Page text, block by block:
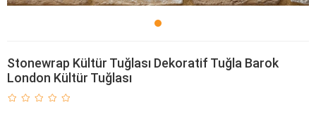
Stonewrap Kültür Tuğlası Dekoratif Tuğla Barok
London Kültür Tuğlası